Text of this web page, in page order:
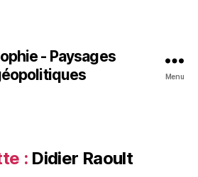
- Paysages
Menu
: Didier Raoult